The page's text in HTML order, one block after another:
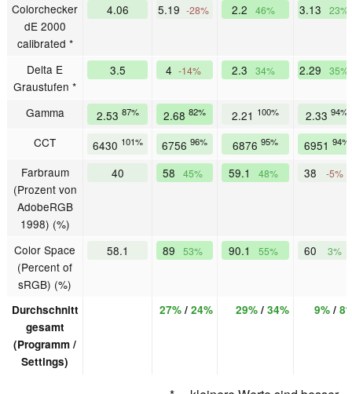
Colorchecker
dE 2000
calibrated *
4.06 5.19 -28% 2.2 46% 3.13 23%
Delta E
Graustufen *
3.5 4 -14% 2.3 34% 2.29 35%
Gamma 2.53 87% 2.68 82% 2.21 100% 2.33 94%
CCT 6430 101% 6756 96% 6876 95% 6951 94%
Farbraum
(Prozent von
AdobeRGB
1998) (%)
40 58 45% 59.1 48% 38 -5%
Color Space
(Percent of
sRGB) (%)
58.1 89 53% 90.1 55% 60 3%
Durchschnitt
gesamt
(Programm /
Settings)
27%/ 24% 29%/ 34% 9%/